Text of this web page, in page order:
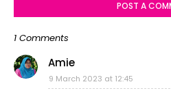
POST A
1 Comments
Amie
9 March 2023 at 12:45